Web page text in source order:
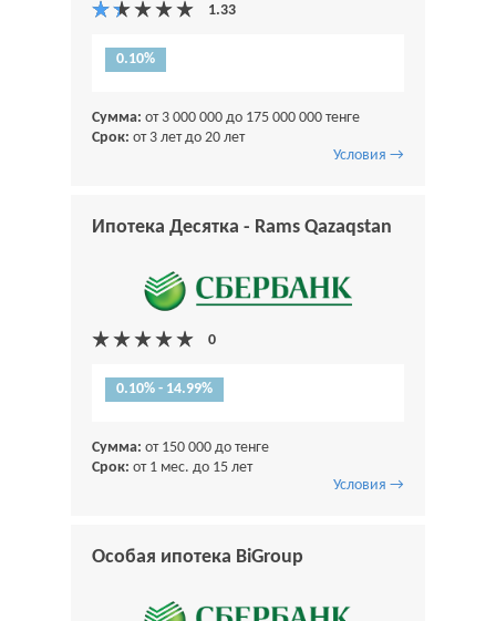
0.10%
Сумма: от 3 000 000 до 175 000 000 тенге
Срок: от 3 лет до 20 лет
Условия →
Ипотека Десятка - Rams Qazaqstan
0.10% - 14.99%
Сумма: от 150 000 до тенге
Срок: от 1 мес. до 15 лет
Условия →
Особая ипотека BiGroup